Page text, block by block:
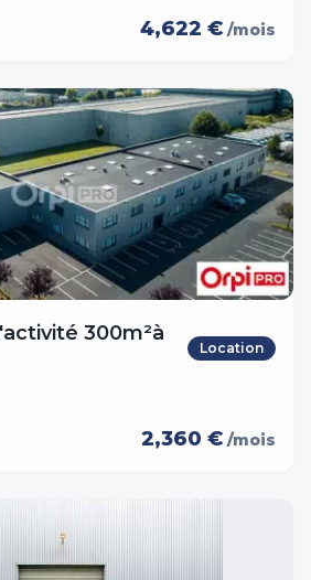
4,622 € /mois
300m²à
Location
2,360 € /mois